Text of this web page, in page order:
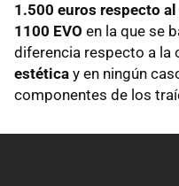
1.500 euros respecto
1100 EVO en la que se
diferencia respecto a la
estética y en ningún
componentes de los